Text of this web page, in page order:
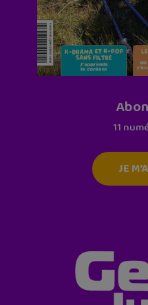
11
JE